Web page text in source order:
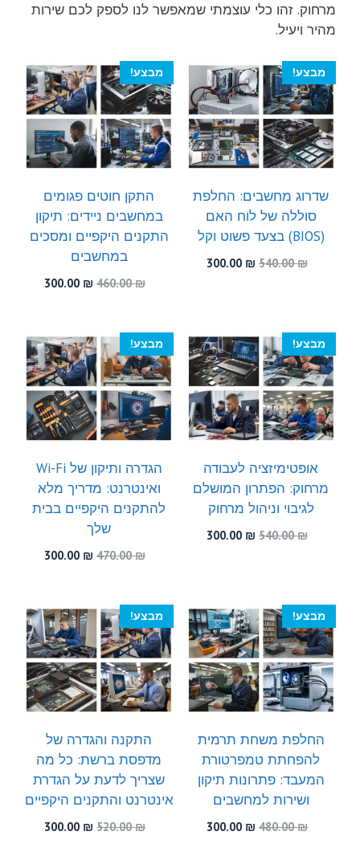
מרחוק. זהו כלי עוצמתי שמאפשר לנו לספק לכם שירות
מהיר ויעיל.
מבצע!
שדרוג מחשבים: החלפת
סוללה של לוח האם
(BIOS) בצעד פשוט וקל
540.00₪
המחיר
300.00 ₪
מבצע!
התקן חוטים פגומים
במחשבים ניידים: תיקון
התקנים היקפיים ומסכים
במחשבים
460.00₪
המחיר
460.00 ₪.
300.00 ₪
המחיר
300.00 ₪.
מבצע!
אופטימיזציה לעבודה
מרחוק: הפתרון המושלם
לגיבוי וניהול מרחוק
540.00₪
המחיר
300.00 ₪
מבצע!
הגדרה ותיקון של Wi-Fi
ואינטרנט: מדריך מלא
להתקנים היקפיים בבית
שלך
470.00₪
המחיר
300.00 ₪
המחיר
מבצע!
החלפת משחת תרמית
להפחתת טמפרטורת
המעבד: פתרונות תיקון
ושירות למחשבים
480.00₪
המחיר
300.00 ₪
מבצע!
התקנה והגדרה של
מדפסת ברשת: כל מה
שצריך לדעת על הגדרת
אינטרנט והתקנים היקפיים
520.00₪
המחיר
300.00 ₪
המחיר